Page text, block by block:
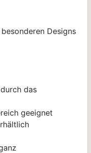
Designs
das
geeignet